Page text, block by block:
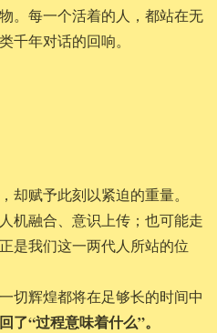
。每一个活着的人，都站在无
千年对话的回响。
却赋予此刻以紧迫的重量。
机融合、意识上传；也可能走
是我们这一两代人所站的位
切辉煌都将在足够长的时间中
了“过程意味着什么”。